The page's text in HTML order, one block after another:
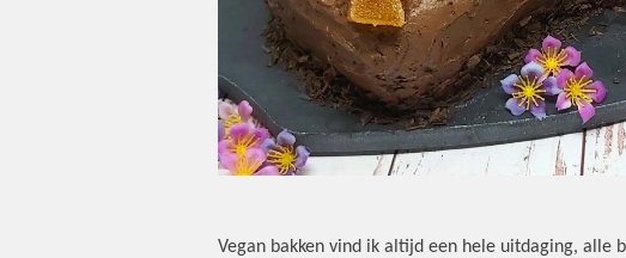
Vegan bakken vind ik altijd een hele uitdaging, alle